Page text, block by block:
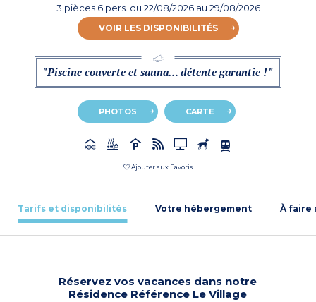
3 pièces 6 pers. du 22/08/2026au 29/08/2026
VOIR LES DISPONIBILITÉS
"Piscine couverte et sauna… détente garantie ! "
PHOTOS CARTE
Ajouter aux Favoris
Tarifs et disponibilités Votre hébergement À faire
Réservez vos vacances dans notre
Résidence Référence Le Village